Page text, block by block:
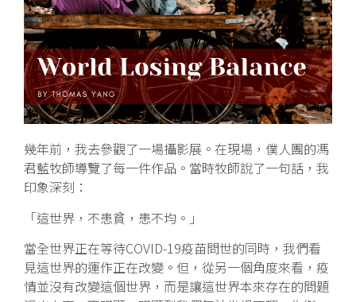
幾年前，我去參觀了一場攝影展。在現場，僕人團的馮
君藍牧師導覽了每一件作品。當時牧師說了一句話，我
印象深刻：
「這世界，不患貧，患不均。」
當全世界正在等待COVID-19疫苗問世的同時，我們看
見這世界的運作正在改變。但，從另一個角度來看，疫
情並沒有改變這個世界，而是讓這世界本來存在的問題